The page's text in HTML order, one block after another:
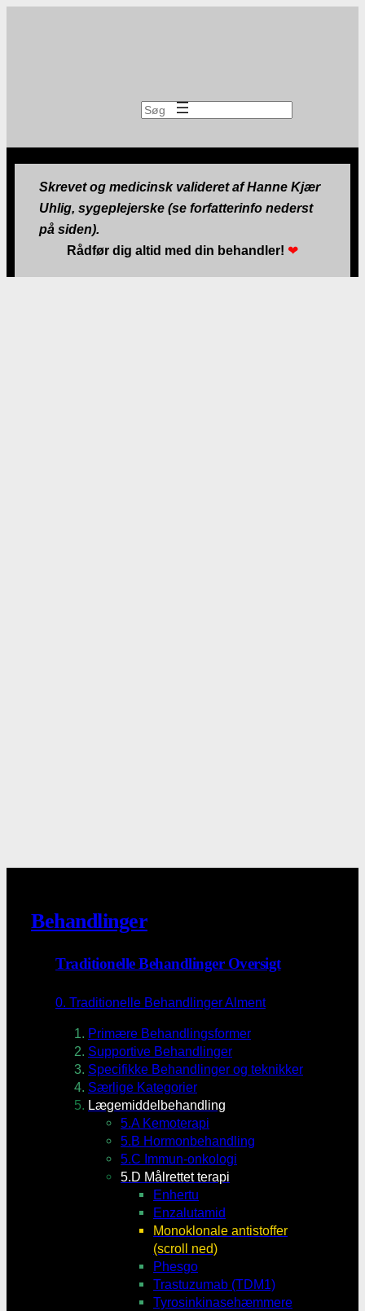
Søg
Skrevet og medicinsk valideret af Hanne Kjær
Uhlig, sygeplejerske (se forfatterinfo nederst
på siden).
Rådfør dig altid med din behandler! ❤
Behandlinger
Traditionelle Behandlinger Oversigt
0. Traditionelle Behandlinger Alment
Primære Behandlingsformer
Supportive Behandlinger
Specifikke Behandlinger og teknikker
Særlige Kategorier
Lægemiddelbehandling
5.A Kemoterapi
5.B Hormonbehandling
5.C Immun-onkologi
5.D Målrettet terapi
Enhertu
Enzalutamid
Monoklonale antistoffer
(scroll ned)
Phesgo
Trastuzumab (TDM1)
Tyrosinkinasehæmmere